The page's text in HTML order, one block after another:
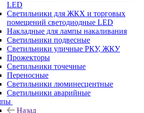
LED
Светильники для ЖКХ и торговых
помещений светодиодные LED
Накладные для лампы накаливания
Светильники подвесные
Светильники уличные РКУ, ЖКУ
Прожекторы
Cветильники точечные
Переносные
Светильники люминесцентные
Светильники аварийные
Назад